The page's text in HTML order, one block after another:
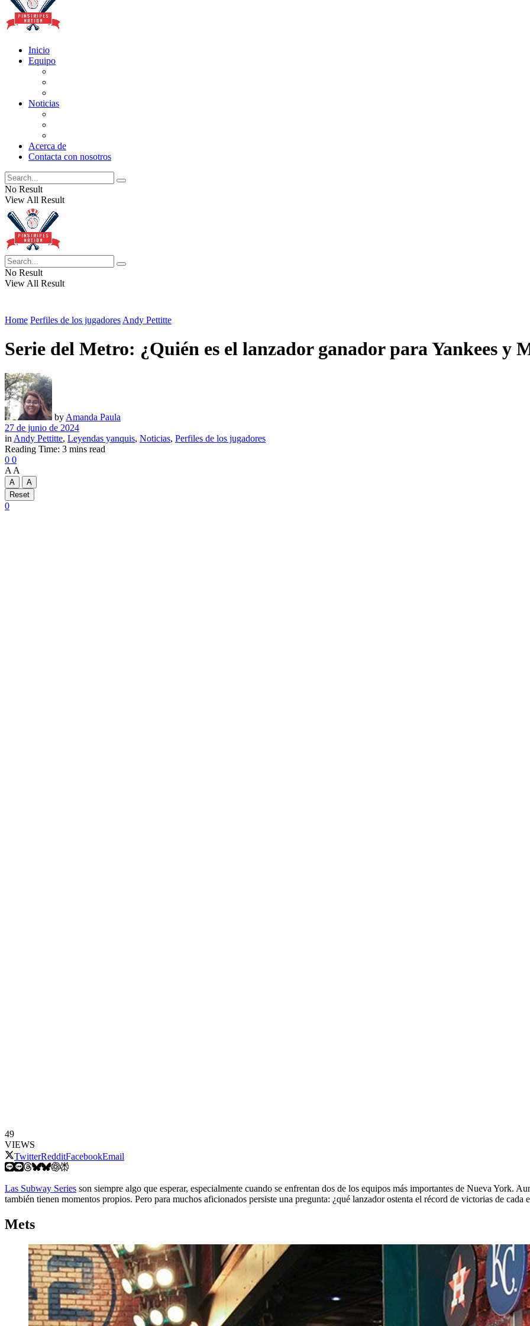
to
Inicio
Equipo
Noticias
Acerca de
Contacta con nosotros
No Result
View All Result
No Result
View All Result
Home Perfiles de los jugadores Andy Pettitte
Serie del Metro: ¿Quién es el lanzador ganador para Yankees y
by Amanda Paula
27 de junio de 2024
in Andy Pettitte, Leyendas yanquis, Noticias, Perfiles de los jugadores
Reading Time: 3 mins read
0 0
A A
A
A
Reset
0
49
VIEWS
TwitterRedditFacebookEmail
Las Subway Series son siempre algo que esperar, especialmente cuando se enfrentan dos de los equipos más importantes de Nueva York.
también tienen momentos propios. Pero para muchos aficionados persiste una pregunta: ¿qué lanzador ostenta el récord de victorias de cada
Mets